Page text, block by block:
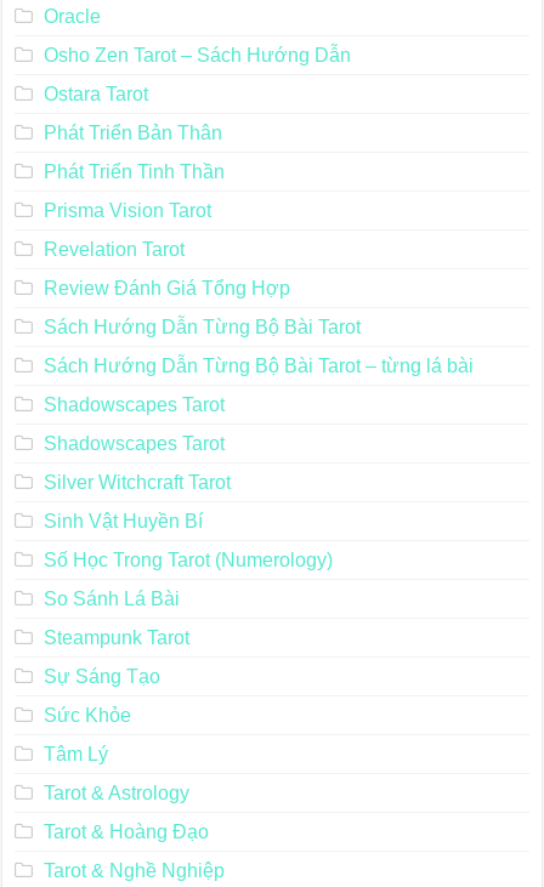
Oracle
Osho Zen Tarot – Sách Hướng Dẫn
Ostara Tarot
Phát Triển Bản Thân
Phát Triển Tinh Thần
Prisma Vision Tarot
Revelation Tarot
Review Đánh Giá Tổng Hợp
Sách Hướng Dẫn Từng Bộ Bài Tarot
Sách Hướng Dẫn Từng Bộ Bài Tarot – từng lá bài
Shadowscapes Tarot
Shadowscapes Tarot
Silver Witchcraft Tarot
Sinh Vật Huyền Bí
Số Học Trong Tarot (Numerology)
So Sánh Lá Bài
Steampunk Tarot
Sự Sáng Tạo
Sức Khỏe
Tâm Lý
Tarot & Astrology
Tarot & Hoàng Đạo
Tarot & Nghề Nghiệp